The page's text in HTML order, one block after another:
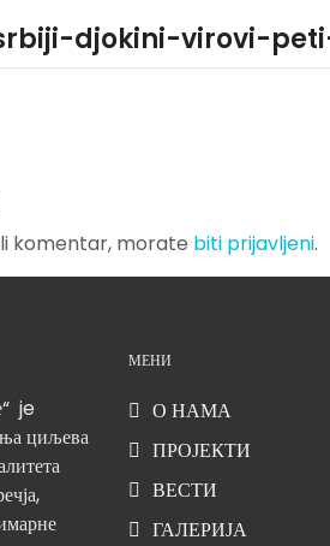
djokini-virovi-
komentar, morate biti prijavljeni.
je
циљева
МЕНИ
О НАМА
ПРОЈЕКТИ
ВЕСТИ
ГАЛЕРИЈА